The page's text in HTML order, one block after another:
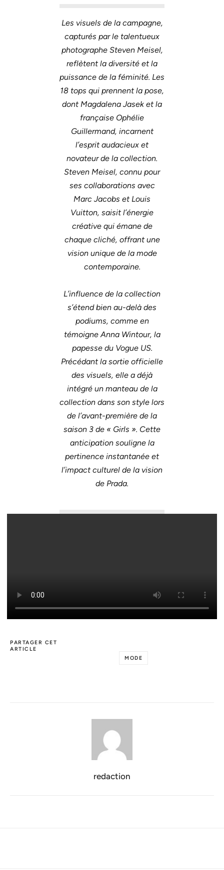
Les visuels de la campagne,
capturés par le talentueux
photographe Steven Meisel,
reflètent la diversité et la
puissance de la féminité. Les
18 tops qui prennent la pose,
dont Magdalena Jasek et la
française Ophélie
Guillermand, incarnent
l’esprit audacieux et
novateur de la collection.
Steven Meisel, connu pour
ses collaborations avec
Marc Jacobs et Louis
Vuitton, saisit l’énergie
créative qui émane de
chaque cliché, offrant une
vision unique de la mode
contemporaine.
L’influence de la collection
s’étend bien au-delà des
podiums, comme en
témoigne Anna Wintour, la
papesse du Vogue US.
Précédant la sortie officielle
des visuels, elle a déjà
intégré un manteau de la
collection dans son style lors
de l’avant-première de la
saison 3 de « Girls ». Cette
anticipation souligne la
pertinence instantanée et
l’impact culturel de la vision
de Prada.
PARTAGER CET
ARTICLE
MODE
redaction